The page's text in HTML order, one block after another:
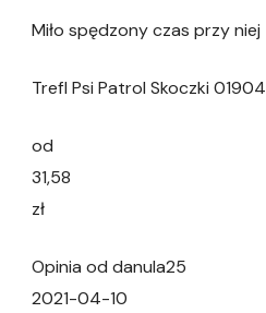
Miło spędzony czas przy niej
Trefl Psi Patrol Skoczki 01904
od
31,58
zł
Opinia od danula25
2021-04-10